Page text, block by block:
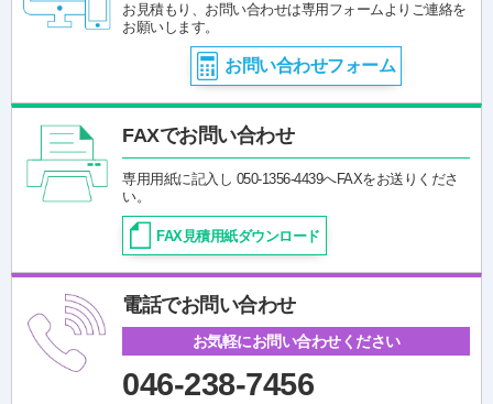
お見積もり、お問い合わせは専用フォームよりご連絡を
お願いします。
お問い合わせフォーム
FAXでお問い合わせ
専用用紙に記入し 050-1356-4439へFAXをお送りくださ
い。
FAX見積用紙ダウンロード
電話でお問い合わせ
お気軽にお問い合わせください
046-238-7456